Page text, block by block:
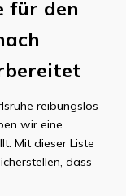
für den
reibungslos
wir eine
Mit dieser Liste
dass